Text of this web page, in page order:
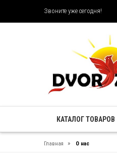
Звоните уже сегодня!
КАТАЛОГ ТОВАРОВ
Главная » О нас